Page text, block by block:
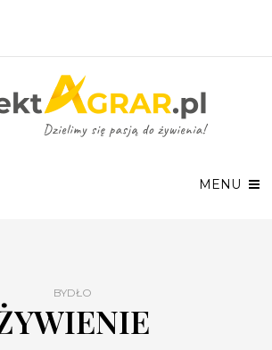
MENU
BYDŁO
Zostaw swój e-mail, a raz w tygodniu
Ci nasze najlepsze artykuły!
będą przetwarzane zgodnie zPolityką prywatności